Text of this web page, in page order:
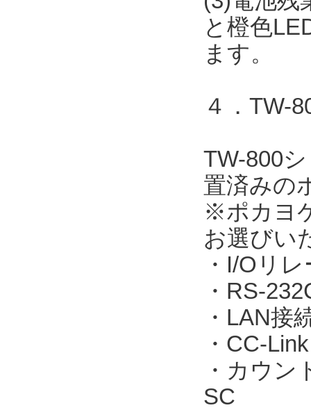
と橙色
ます。
４．TW-
TW-800
置済みの
※ポカヨ
お選びい
・I/Oリ
・RS-
・LAN接
・CC-
・カウン
SC